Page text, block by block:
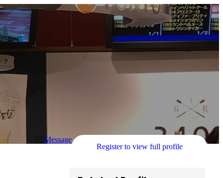
Message
Register to view full profile